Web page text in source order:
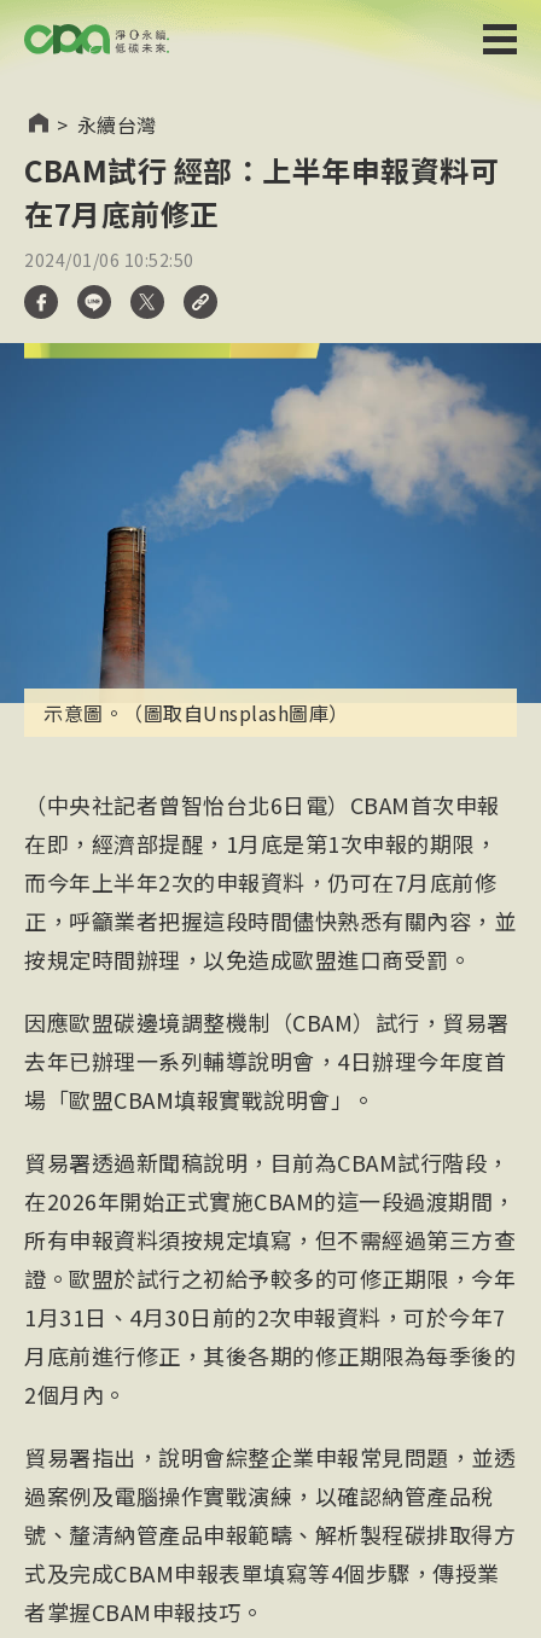
> 永續台灣
CBAM試行 經部：上半年申報資料可
在7月底前修正
2024/01/06 10:52:50
示意圖。（圖取自Unsplash圖庫）
（中央社記者曾智怡台北6日電）CBAM首次申報
在即，經濟部提醒，1月底是第1次申報的期限，
而今年上半年2次的申報資料，仍可在7月底前修
正，呼籲業者把握這段時間儘快熟悉有關內容，並
按規定時間辦理，以免造成歐盟進口商受罰。
因應歐盟碳邊境調整機制（CBAM）試行，貿易署
去年已辦理一系列輔導說明會，4日辦理今年度首
場「歐盟CBAM填報實戰說明會」。
貿易署透過新聞稿說明，目前為CBAM試行階段，
在2026年開始正式實施CBAM的這一段過渡期間，
所有申報資料須按規定填寫，但不需經過第三方查
證。歐盟於試行之初給予較多的可修正期限，今年
1月31日、4月30日前的2次申報資料，可於今年7
月底前進行修正，其後各期的修正期限為每季後的
2個月內。
貿易署指出，說明會綜整企業申報常見問題，並透
過案例及電腦操作實戰演練，以確認納管產品稅
號、釐清納管產品申報範疇、解析製程碳排取得方
式及完成CBAM申報表單填寫等4個步驟，傳授業
者掌握CBAM申報技巧。